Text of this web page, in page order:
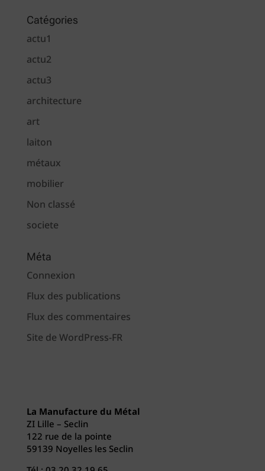
Catégories
actu1
actu2
actu3
architecture
art
laiton
métaux
mobilier
Non classé
societe
Méta
Connexion
Flux des publications
Flux des commentaires
Site de WordPress-FR
La Manufacture du Métal
ZI Lille – Seclin
122 rue de la pointe
59139 Noyelles les Seclin